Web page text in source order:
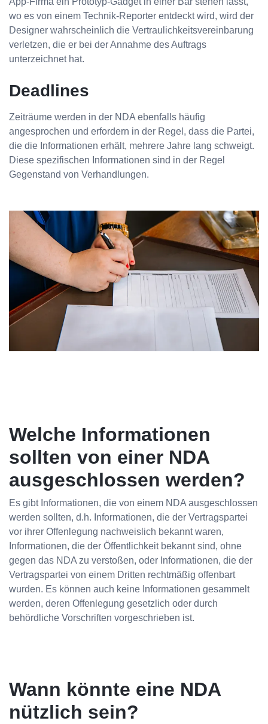
wo es von einem Technik-Reporter entdeckt wird, wird der
Designer wahrscheinlich die Vertraulichkeitsvereinbarung
verletzen, die er bei der Annahme des Auftrags
unterzeichnet hat.
Deadlines
Zeiträume werden in der NDA ebenfalls häufig
angesprochen und erfordern in der Regel, dass die Partei,
die die Informationen erhält, mehrere Jahre lang schweigt.
Diese spezifischen Informationen sind in der Regel
Gegenstand von Verhandlungen.
Welche Informationen
sollten von einer NDA
ausgeschlossen werden?
Es gibt Informationen, die von einem NDA ausgeschlossen
werden sollten, d.h. Informationen, die der Vertragspartei
vor ihrer Offenlegung nachweislich bekannt waren,
Informationen, die der Öffentlichkeit bekannt sind, ohne
gegen das NDA zu verstoßen, oder Informationen, die der
Vertragspartei von einem Dritten rechtmäßig offenbart
wurden. Es können auch keine Informationen gesammelt
werden, deren Offenlegung gesetzlich oder durch
behördliche Vorschriften vorgeschrieben ist.
Wann könnte eine NDA
nützlich sein?